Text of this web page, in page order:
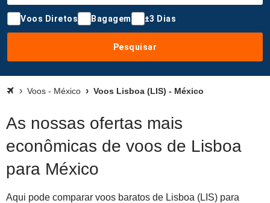
Voos Diretos Bagagem ±3 Dias
Pesquisar
Voos - México Voos Lisboa (LIS) - México
As nossas ofertas mais
econômicas de voos de Lisboa
para México
Aqui pode comparar voos baratos de Lisboa (LIS) para